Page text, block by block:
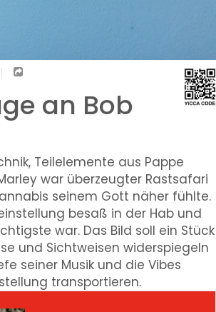
an Bob
Teilelemente aus Pappe
war überzeugter Rastsafari
seinem Gott näher fühlte.
besaß in der Hab und
war. Das Bild soll ein Stück
und Sichtweisen widerspiegeln
seiner Musik und die Vibes
transportieren.